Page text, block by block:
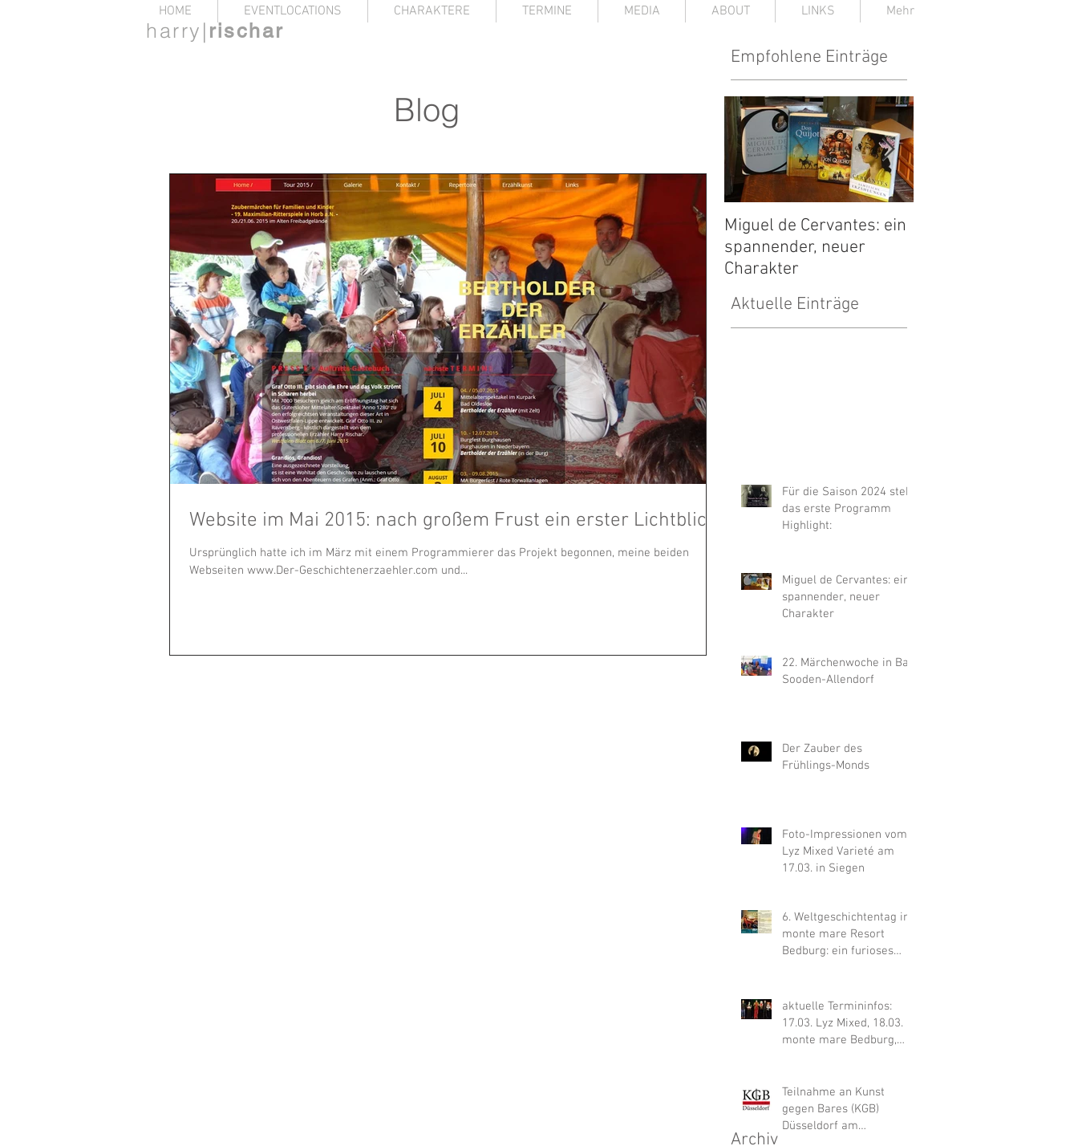
Empfohlene Einträge
Blog
Website im Mai 2015: nach großem Frust ein erster Lichtblick
Ursprünglich hatte ich im März mit einem Programmierer das Projekt begonnen, meine beiden
Webseiten www.Der-Geschichtenerzaehler.com und...
Aktuelle Einträge
Miguel de Cervantes: ein
spannender, neuer
Charakter
Für die Saison 2024 steht
das erste Programm
Highlight:
Miguel de Cervantes: ein
spannender, neuer
Charakter
22. Märchenwoche in Bad
Sooden-Allendorf
Der Zauber des
Frühlings-Monds
Foto-Impressionen vom
Lyz Mixed Varieté am
17.03. in Siegen
6. Weltgeschichtentag im
monte mare Resort
Bedburg: ein furioses
aktuelle Termininfos:
17.03. Lyz Mixed, 18.03.
monte mare Bedburg,
Teilnahme an Kunst
gegen Bares (KGB)
Düsseldorf am
Archiv
harry| rischar
HOME EVENTLOCATIONS CHARAKTERE TERMINE MEDIA ABOUT LINKS Mehr